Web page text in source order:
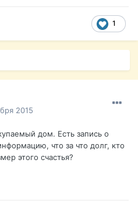
1
2015
дом. Есть запись о
что за что долг, кто
этого счастья?